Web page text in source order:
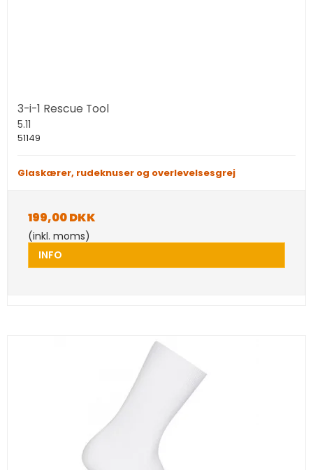
3-i-1 Rescue Tool
5.11
51149
Glaskærer, rudeknuser og overlevelsesgrej
199,00 DKK
(inkl. moms)
INFO